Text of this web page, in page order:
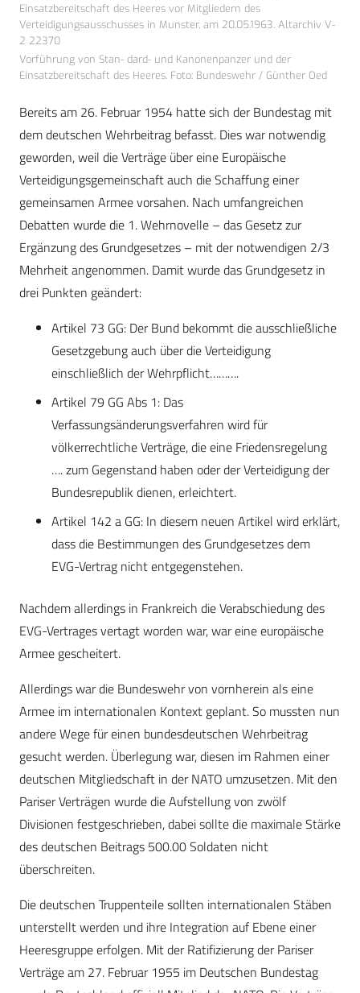
Einsatzbereitschaft des Heeres vor Mitgliedern des
Verteidigungsausschusses in Munster, am 20.05.1963. Altarchiv V-
2 22370
Vorführung von Stan- dard- und Kanonenpanzer und der
Einsatzbereitschaft des Heeres. Foto: Bundeswehr / Günther Oed
Bereits am 26. Februar 1954 hatte sich der Bundestag mit
dem deutschen Wehrbeitrag befasst. Dies war notwendig
geworden, weil die Verträge über eine Europäische
Verteidigungsgemeinschaft auch die Schaffung einer
gemeinsamen Armee vorsahen. Nach umfangreichen
Debatten wurde die 1. Wehrnovelle – das Gesetz zur
Ergänzung des Grundgesetzes – mit der notwendigen 2/3
Mehrheit angenommen. Damit wurde das Grundgesetz in
drei Punkten geändert:
Artikel 73 GG: Der Bund bekommt die ausschließliche
Gesetzgebung auch über die Verteidigung
einschließlich der Wehrpflicht……….
Artikel 79 GG Abs 1: Das
Verfassungsänderungsverfahren wird für
völkerrechtliche Verträge, die eine Friedensregelung
…. zum Gegenstand haben oder der Verteidigung der
Bundesrepublik dienen, erleichtert.
Artikel 142 a GG: In diesem neuen Artikel wird erklärt,
dass die Bestimmungen des Grundgesetzes dem
EVG-Vertrag nicht entgegenstehen.
Nachdem allerdings in Frankreich die Verabschiedung des
EVG-Vertrages vertagt worden war, war eine europäische
Armee gescheitert.
Allerdings war die Bundeswehr von vornherein als eine
Armee im internationalen Kontext geplant. So mussten nun
andere Wege für einen bundesdeutschen Wehrbeitrag
gesucht werden. Überlegung war, diesen im Rahmen einer
deutschen Mitgliedschaft in der NATO umzusetzen. Mit den
Pariser Verträgen wurde die Aufstellung von zwölf
Divisionen festgeschrieben, dabei sollte die maximale Stärke
des deutschen Beitrags 500.00 Soldaten nicht
überschreiten.
Die deutschen Truppenteile sollten internationalen Stäben
unterstellt werden und ihre Integration auf Ebene einer
Heeresgruppe erfolgen. Mit der Ratifizierung der Pariser
Verträge am 27. Februar 1955 im Deutschen Bundestag